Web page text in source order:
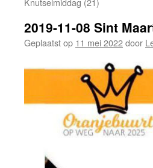
2019-11-08 Sint
Geplaatst op 11 mei 2022door